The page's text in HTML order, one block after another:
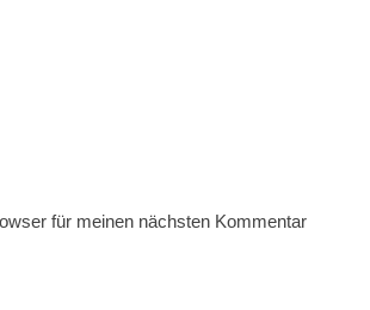
für meinen nächsten Kommentar